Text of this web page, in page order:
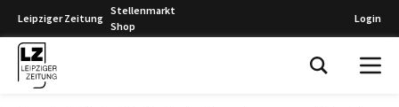
Leipziger Zeitung
Stellenmarkt
Shop
Login